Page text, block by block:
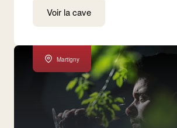
Voir la cave
Martigny